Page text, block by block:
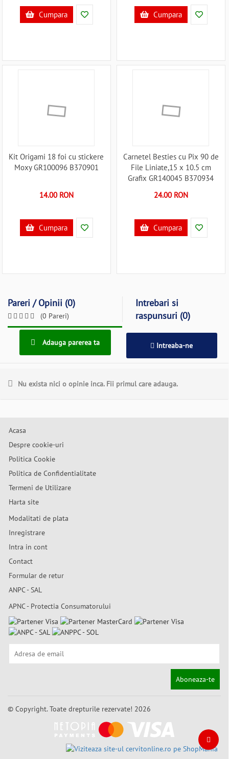
Cumpara Cumpara
Kit Origami 18 foi cu stickere
Moxy GR100096 B370901
14.00 RON
Cumpara
Carnetel Besties cu Pix 90 de
File Liniate,15 x 10.5 cm
Grafix GR140045 B370934
24.00 RON
Cumpara
Pareri / Opinii (0)
(0 Pareri)
Intrebari si
raspunsuri (0)
Adauga parerea ta Intreaba-ne
Nu exista nici o opinie inca. Fii primul care adauga.
Acasa
Despre cookie-uri
Politica Cookie
Politica de Confidentialitate
Termeni de Utilizare
Harta site
Modalitati de plata
Inregistrare
Intra in cont
Contact
Formular de retur
ANPC - SAL
APNC - Protectia Consumatorului
Aboneaza-te
© Copyright. Toate drepturile rezervate! 2026